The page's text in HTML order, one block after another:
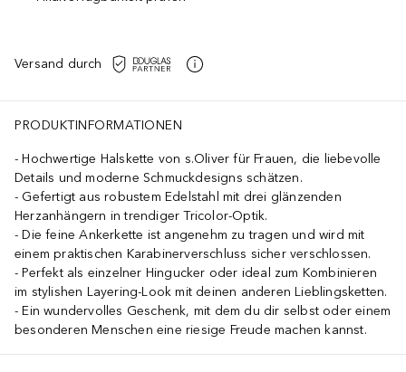
Versand durch
PRODUKTINFORMATIONEN
Hochwertige Halskette von s.Oliver für Frauen, die liebevolle
Details und moderne Schmuckdesigns schätzen.
Gefertigt aus robustem Edelstahl mit drei glänzenden
Herzanhängern in trendiger Tricolor-Optik.
Die feine Ankerkette ist angenehm zu tragen und wird mit
einem praktischen Karabinerverschluss sicher verschlossen.
Perfekt als einzelner Hingucker oder ideal zum Kombinieren
im stylishen Layering-Look mit deinen anderen Lieblingsketten.
Ein wundervolles Geschenk, mit dem du dir selbst oder einem
besonderen Menschen eine riesige Freude machen kannst.